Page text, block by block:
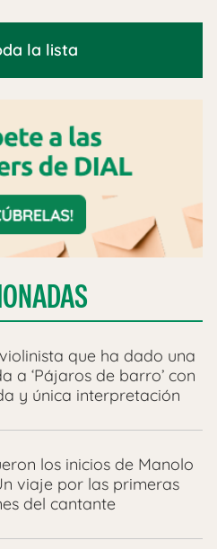
la lista
que ha dado una
a ‘Pájaros de barro’ con
y única interpretación
los inicios de Manolo
viaje por las primeras
del cantante